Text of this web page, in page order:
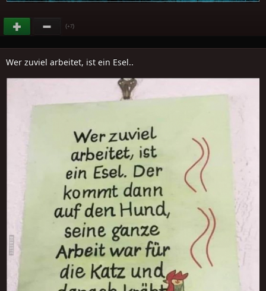
(+7)
Wer zuviel arbeitet, ist ein Esel..